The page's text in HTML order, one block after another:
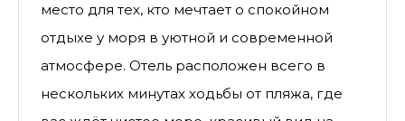
место для тех, кто мечтает о спокойном
отдыхе у моря в уютной и современной
атмосфере. Отель расположен всего в
нескольких минутах ходьбы от пляжа, где